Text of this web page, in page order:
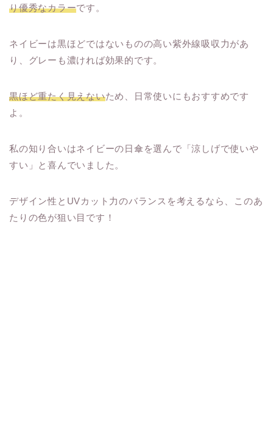
り優秀なカラーです。
ネイビーは黒ほどではないものの高い紫外線吸収力があ
り、グレーも濃ければ効果的です。
黒ほど重たく見えないため、日常使いにもおすすめです
よ。
私の知り合いはネイビーの日傘を選んで「涼しげで使いや
すい」と喜んでいました。
デザイン性とUVカット力のバランスを考えるなら、このあ
たりの色が狙い目です！